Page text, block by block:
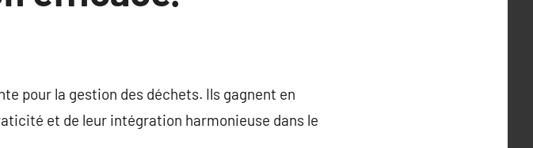
pour la gestion des déchets. Ils gagnent en
et de leur intégration harmonieuse dans le